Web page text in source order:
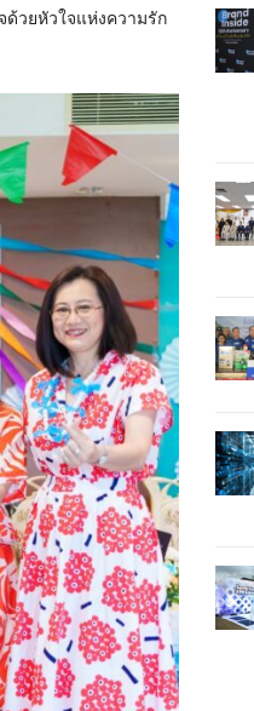
วยหัวใจแห่งความรัก